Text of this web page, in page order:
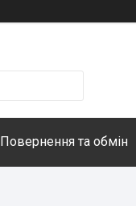
Повернення та обмін